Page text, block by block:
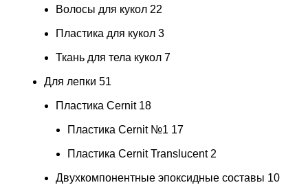
Волосы для кукол 22
Пластика для кукол 3
Ткань для тела кукол 7
Для лепки 51
Пластика Cernit 18
Пластика Cernit №1 17
Пластика Cernit Translucent 2
Двухкомпонентные эпоксидные составы 10